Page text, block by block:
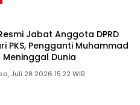
Jabat Anggota DPRD
PKS, Pengganti Muhammad
Dunia
Juli 28 2026 15:22 WIB